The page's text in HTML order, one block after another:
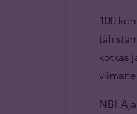
100
kotkas
NB!